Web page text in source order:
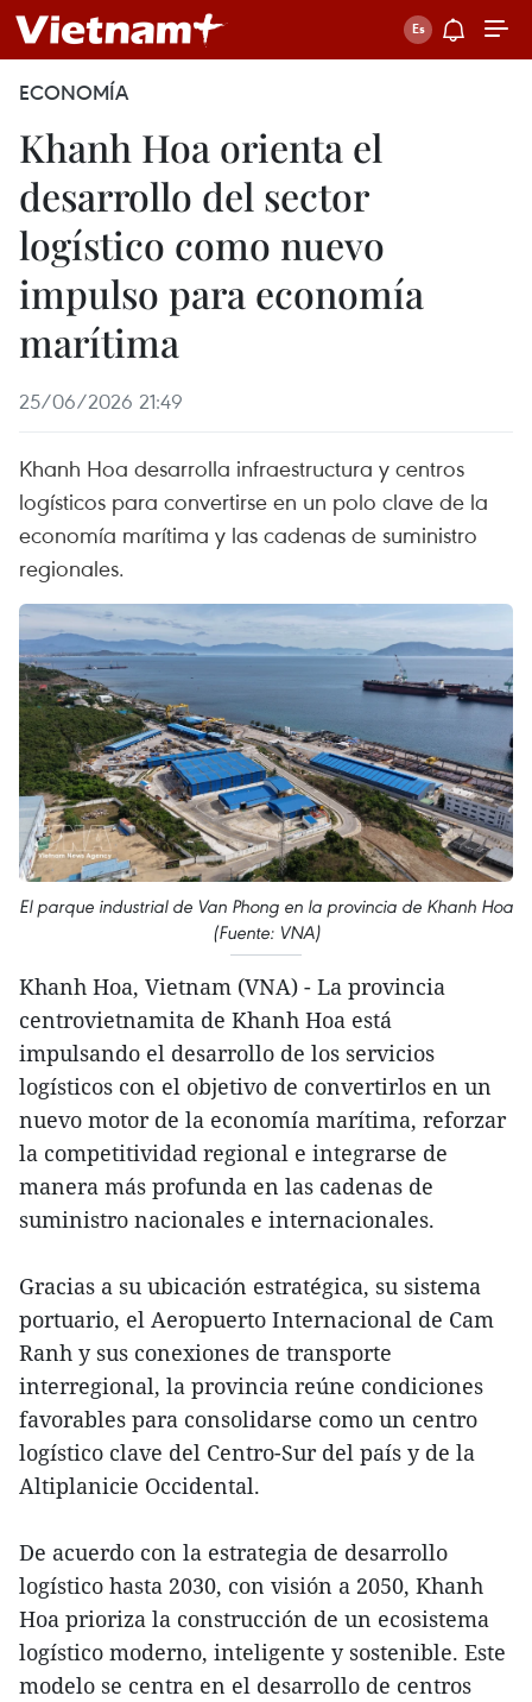
ECONOMÍA
Khanh Hoa orienta el
desarrollo del sector
logístico como nuevo
impulso para economía
marítima
25/06/2026 21:49
Khanh Hoa desarrolla infraestructura y centros
logísticos para convertirse en un polo clave de la
economía marítima y las cadenas de suministro
regionales.
El parque industrial de Van Phong en la provincia de Khanh Hoa
(Fuente: VNA)
Khanh Hoa, Vietnam (VNA) - La provincia
centrovietnamita de Khanh Hoa está
impulsando el desarrollo de los servicios
logísticos con el objetivo de convertirlos en un
nuevo motor de la economía marítima, reforzar
la competitividad regional e integrarse de
manera más profunda en las cadenas de
suministro nacionales e internacionales.
Gracias a su ubicación estratégica, su sistema
portuario, el Aeropuerto Internacional de Cam
Ranh y sus conexiones de transporte
interregional, la provincia reúne condiciones
favorables para consolidarse como un centro
logístico clave del Centro-Sur del país y de la
Altiplanicie Occidental.
De acuerdo con la estrategia de desarrollo
logístico hasta 2030, con visión a 2050, Khanh
Hoa prioriza la construcción de un ecosistema
logístico moderno, inteligente y sostenible. Este
modelo se centra en el desarrollo de centros